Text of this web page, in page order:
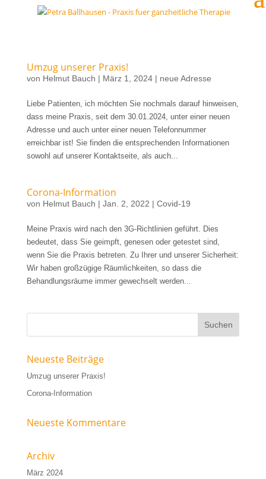
Umzug unserer Praxis!
von Helmut Bauch | März 1, 2024| neue Adresse
Liebe Patienten, ich möchten Sie nochmals darauf hinweisen,
dass meine Praxis, seit dem 30.01.2024, unter einer neuen
Adresse und auch unter einer neuen Telefonnummer
erreichbar ist! Sie finden die entsprechenden Informationen
sowohl auf unserer Kontaktseite, als auch...
Corona-Information
von Helmut Bauch | Jan. 2, 2022 | Covid-19
Meine Praxis wird nach den 3G-Richtlinien geführt. Dies
bedeutet, dass Sie geimpft, genesen oder getestet sind,
wenn Sie die Praxis betreten. Zu Ihrer und unserer Sicherheit:
Wir haben großzügige Räumlichkeiten, so dass die
Behandlungsräume immer gewechselt werden...
Neueste Beiträge
Umzug unserer Praxis!
Corona-Information
Neueste Kommentare
Archiv
März 2024